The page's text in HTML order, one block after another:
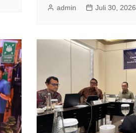
admin Juli 30, 2026